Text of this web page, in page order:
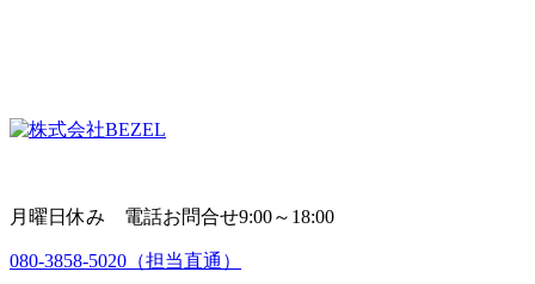
月曜日休み 電話お問合せ9:00～18:00
080-3858-5020 （担当直通）